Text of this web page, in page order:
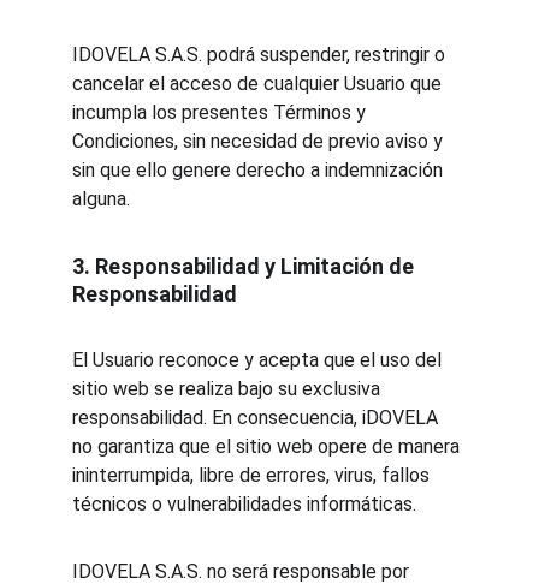
IDOVELA S.A.S. podrá suspender, restringir o
cancelar el acceso de cualquier Usuario que
incumpla los presentes Términos y
Condiciones, sin necesidad de previo aviso y
sin que ello genere derecho a indemnización
alguna.
3. Responsabilidad y Limitación de
Responsabilidad
El Usuario reconoce y acepta que el uso del
sitio web se realiza bajo su exclusiva
responsabilidad. En consecuencia, iDOVELA
no garantiza que el sitio web opere de manera
ininterrumpida, libre de errores, virus, fallos
técnicos o vulnerabilidades informáticas.
IDOVELA S.A.S. no será responsable por